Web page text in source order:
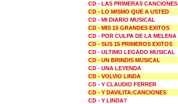
CD - LAS PRIMERAS CANCIONES
CD - LO MISMO QUE A USTED
CD - MI DIARIO MUSICAL
CD - MIS 15 GRANDES EXITOS
CD - POR CULPA DE LA MELENA
CD - SUS 15 PRIMEROS EXITOS
CD - ULTIMO LEGADO MUSICAL
CD - UN BRINDIS MUSICAL
CD - UNA LEYENDA
CD - VOLVIO LINDA
CD - Y CLAUDIO FERRER
CD - Y DAVILITA:CANCIONES
CD - Y LINDA?